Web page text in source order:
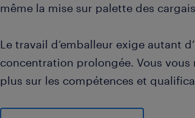
même la mise sur palette des
Le travail d’emballeur exige autant
concentration prolongée. Vous vous
plus sur les compétences et